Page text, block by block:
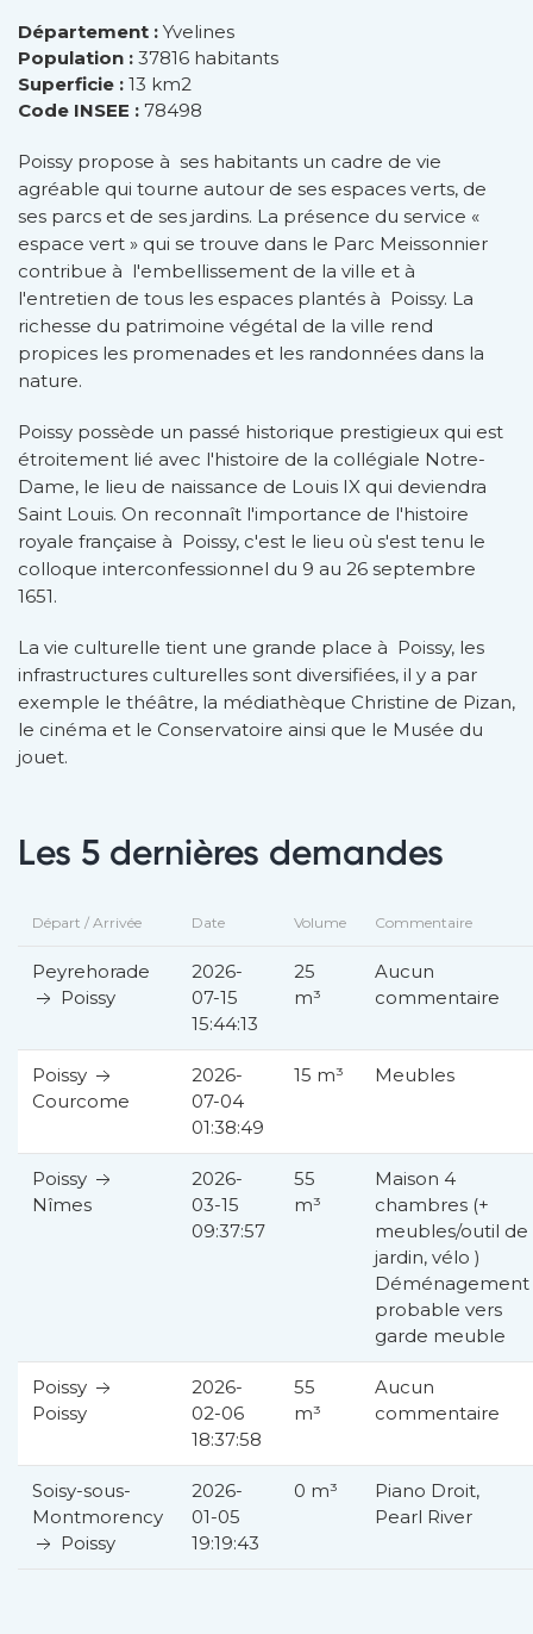
Département : Yvelines
Population : 37816 habitants
Superficie : 13 km2
Code INSEE : 78498
Poissy propose à ses habitants un cadre de vie
agréable qui tourne autour de ses espaces verts, de
ses parcs et de ses jardins. La présence du service «
espace vert » qui se trouve dans le Parc Meissonnier
contribue à l'embellissement de la ville et à
l'entretien de tous les espaces plantés à Poissy. La
richesse du patrimoine végétal de la ville rend
propices les promenades et les randonnées dans la
nature.
Poissy possède un passé historique prestigieux qui est
étroitement lié avec l'histoire de la collégiale Notre-
Dame, le lieu de naissance de Louis IX qui deviendra
Saint Louis. On reconnaît l'importance de l'histoire
royale française à Poissy, c'est le lieu où s'est tenu le
colloque interconfessionnel du 9 au 26 septembre
1651.
La vie culturelle tient une grande place à Poissy, les
infrastructures culturelles sont diversifiées, il y a par
exemple le théâtre, la médiathèque Christine de Pizan,
le cinéma et le Conservatoire ainsi que le Musée du
jouet.
Les 5 dernières demandes
Départ / Arrivée Date Volume Commentaire
Peyrehorade
Poissy
2026-
07-15
15:44:13
25
m³
Aucun
commentaire
Poissy
Courcome
2026-
07-04
01:38:49
15 m³ Meubles
Poissy
Nîmes
2026-
03-15
09:37:57
55
m³
Maison 4
chambres (+
meubles/outil de
jardin, vélo )
Déménagement
probable vers
garde meuble
Poissy
Poissy
2026-
02-06
18:37:58
55
m³
Aucun
commentaire
Soisy-sous-
Montmorency
Poissy
2026-
01-05
19:19:43
0 m³
Piano Droit,
Pearl River